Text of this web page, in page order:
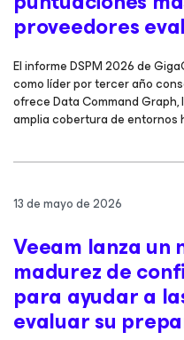
proveedores
El informe DSPM 2026 de
como líder por tercer año
ofrece Data Command
amplia cobertura de entornos
13 de mayo de 2026
Veeam lanza un
madurez de
para ayudar a
evaluar su